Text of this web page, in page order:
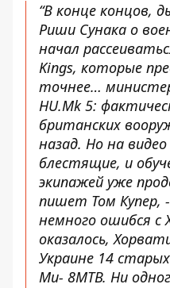
“В конце концов,
Риши Сунака о
начал
Kings, которые
точнее…
HU.Mk 5:
британских
назад. Но на
блестящие, и
экипажей уже
пишет Том Купер,
немного ошибся с
оказалось,
Украине 14
Ми- 8МТВ. Ни